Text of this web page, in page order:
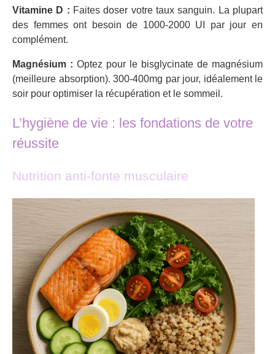
Vitamine D : Faites doser votre taux sanguin. La plupart
des femmes ont besoin de 1000-2000 UI par jour en
complément.
Magnésium : Optez pour le bisglycinate de magnésium
(meilleure absorption). 300-400mg par jour, idéalement le
soir pour optimiser la récupération et le sommeil.
L’hygiène de vie : les fondations de votre
réussite
Nutrition anti-fonte musculaire